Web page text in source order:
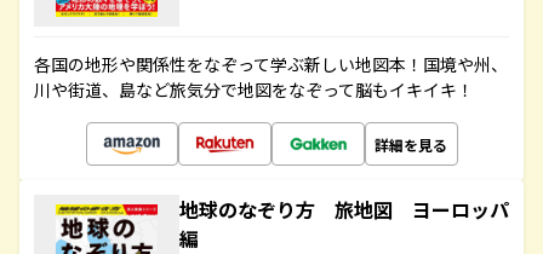
各国の地形や関係性をなぞって学ぶ新しい地図本！国境や州、
川や街道、島など旅気分で地図をなぞって脳もイキイキ！
詳細を見る
地球のなぞり方 旅地図 ヨーロッパ
編